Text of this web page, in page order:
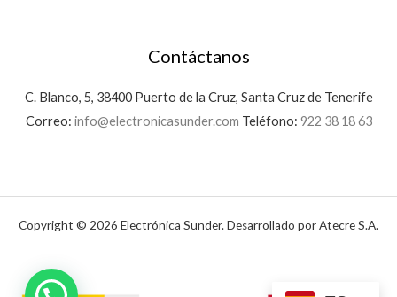
Contáctanos
C. Blanco, 5, 38400 Puerto de la Cruz, Santa Cruz de Tenerife
Correo: info@electronicasunder.com Teléfono: 922 38 18 63
Copyright © 2026 Electrónica Sunder. Desarrollado por Atecre S.A.